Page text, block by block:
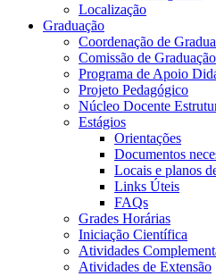
Localização
Graduação
Coordenação de
Comissão de Graduação
Programa de Apoio
Projeto Pedagógico
Núcleo Docente
Estágios
Orientações
Documentos
Locais e planos
Links Úteis
FAQs
Grades Horárias
Iniciação Científica
Atividades
Atividades de Extensão